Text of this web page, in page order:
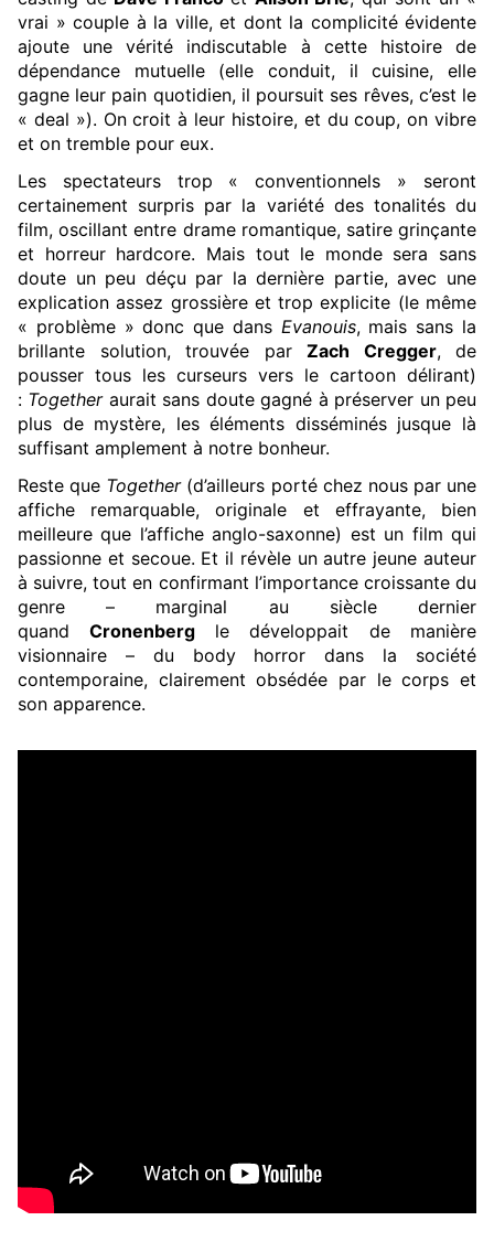
vrai » couple à la ville, et dont la complicité évidente
ajoute une vérité indiscutable à cette histoire de
dépendance mutuelle (elle conduit, il cuisine, elle
gagne leur pain quotidien, il poursuit ses rêves, c’est le
« deal »). On croit à leur histoire, et du coup, on vibre
et on tremble pour eux.
Les spectateurs trop « conventionnels » seront
certainement surpris par la variété des tonalités du
film, oscillant entre drame romantique, satire grinçante
et horreur hardcore. Mais tout le monde sera sans
doute un peu déçu par la dernière partie, avec une
explication assez grossière et trop explicite (le même
« problème » donc que dans Evanouis, mais sans la
brillante solution, trouvée par
Zach Cregger, de
pousser tous les curseurs vers le cartoon délirant)
: Together aurait sans doute gagné à préserver un peu
plus de mystère, les éléments disséminés jusque là
suffisant amplement à notre bonheur.
Reste que Together (d’ailleurs porté chez nous par une
affiche remarquable, originale et effrayante, bien
meilleure que l’affiche anglo-saxonne) est un film qui
passionne et secoue. Et il révèle un autre jeune auteur
à suivre, tout en confirmant l’importance croissante du
genre – marginal au siècle dernier
quand
Cronenberg
le développait de manière
visionnaire – du body horror dans la société
contemporaine, clairement obsédée par le corps et
son apparence.